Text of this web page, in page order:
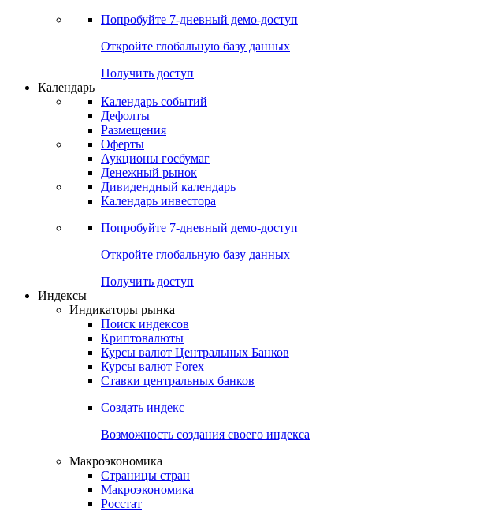
Попробуйте 7-дневный демо-доступ
Откройте глобальную базу данных
Получить доступ
Календарь
Календарь событий
Дефолты
Размещения
Оферты
Аукционы госбумаг
Денежный рынок
Дивидендный календарь
Календарь инвестора
Попробуйте 7-дневный демо-доступ
Откройте глобальную базу данных
Получить доступ
Индексы
Индикаторы рынка
Поиск индексов
Криптовалюты
Курсы валют Центральных Банков
Курсы валют Forex
Ставки центральных банков
Создать индекс
Возможность создания своего индекса
Макроэкономика
Страницы стран
Макроэкономика
Росстат